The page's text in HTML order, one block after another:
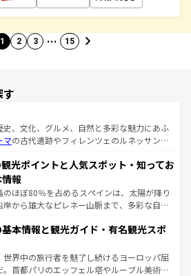
1 2 3 … 15
史、文化、グルメ、自然と多彩な魅力にあふ
マの古代遺跡やフィレンツェのルネッサンス
ーナの美しい田園風景やアマルフィ海岸の絶
景観も見逃せない。観光の合間には、本場の
など、絶品のイタリア料理を堪能することも
覚めてから夜眠るまで、すべての瞬間を楽し
イタリア情報はコンテンツ一覧を参照してほ
光ポイントと人気スポット・知ってお
報
のほぼ80％を占めるスペインは、太陽が降り
岸から雄大なピレネー山脈まで、多彩な自然
この国では、情熱的なフラメンコ、熱気あふ
して美味しいタパスが生活の一部となってい
リードの洗練された雰囲気や、バルセロナの
た街角から、地方では古代ローマ遺跡や中世
本情報と観光ガイド・有名観光スポ
世界中の旅行者を魅了し続けるヨーロッパ屈
。首都パリのエッフェル塔やルーブル美術館